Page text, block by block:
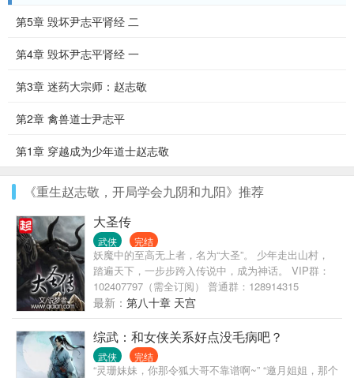
第5章 毁坏尹志平肾经 二
第4章 毁坏尹志平肾经 一
第3章 迷药大宗师：赵志敬
第2章 禽兽道士尹志平
第1章 穿越成为少年道士赵志敬
《重生赵志敬，开局学会九阴和九阳》推荐
大圣传
武侠 完结
妖魔中的至高无上者，名为“大圣”。 少年走出山村，
踏遍天下，一步步跨入传说中，成为神话。 VIP群：
102407797（需全订阅） 普通群：128914315
最新： 第八十章 天宫
综武：和女侠关系好点没毛病吧？
武侠 完结
“灵珊妹妹，你那令狐大哥不靠谱啊~” “邀月姐姐，那个